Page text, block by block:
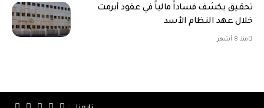
تحقيق يكشف فساداً مالياً في عقود أبرمت
خلال عهد النظام الأسد
منذ 8 أشهر